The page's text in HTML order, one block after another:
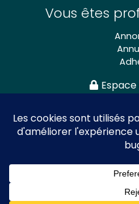
Vous êtes
des Théâtres